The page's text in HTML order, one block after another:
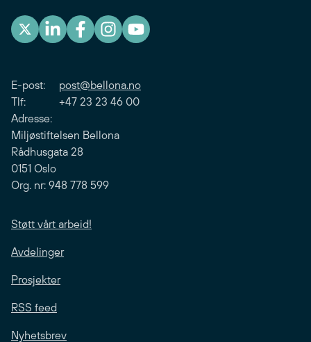
E-post: post@bellona.no
Tlf: +47 23 23 46 00
Adresse:
Miljøstiftelsen Bellona
Rådhusgata 28
0151 Oslo
Org. nr: 948 778 599
Støtt vårt arbeid!
Avdelinger
Prosjekter
RSS feed
Nyhetsbrev